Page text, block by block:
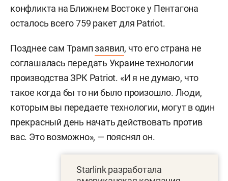
конфликта на Ближнем Востоке у Пентагона
осталось всего 759 ракет для Patriot.
Позднее сам Трампзаявил, что его страна не
соглашалась передать Украине технологии
производства ЗРК Patriot. «И я не думаю, что
такое когда бы то ни было произошло. Люди,
которым вы передаете технологии, могут в один
прекрасный день начать действовать против
вас. Это возможно», — пояснял он.
Starlink разработала